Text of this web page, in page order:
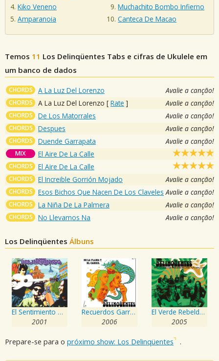
Kiko Veneno
Amparanoia
Muchachito Bombo Infierno
Canteca De Macao
Temos 11 Los Delinqüentes Tabs e cifras de Ukulele em
um banco de dados
CHORDS A La Luz Del Lorenzo Avalie a canção!
CHORDS A La Luz Del Lorenzo [ Rate ] Avalie a canção!
CHORDS De Los Matorrales Avalie a canção!
CHORDS Despues Avalie a canção!
CHORDS Duende Garrapata Avalie a canção!
MIX El Aire De La Calle
CHORDS El Aire De La Calle
CHORDS El Increible Gorrión Mojado Avalie a canção!
CHORDS Esos Bichos Que Nacen De Los Claveles Avalie a canção!
CHORDS La Niña De La Palmera Avalie a canção!
CHORDS No Llevamos Na Avalie a canção!
Los Delinqüentes Álbuns
El Sentimiento Garrapatero Que Nos Traen Las Flores
2001
Recuerdos Garrapateros de la Flama y el Carril
2006
El Verde Rebelde Vuelve
2005
Prepare-se para o próximo show: Los Delinqüentes .